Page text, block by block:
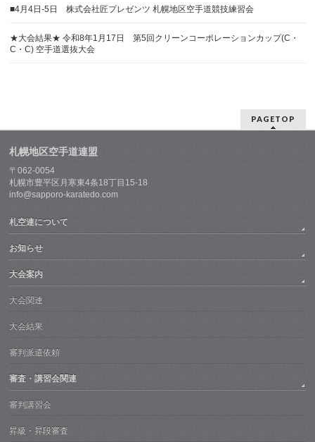
■4月4日-5日 株式会社匠プレゼンツ 札幌地区空手道競技練習会
★大会結果★ 令和8年1月17日 第5回クリーンコーポレーションカップ(C・
C・C) 空手道選抜大会
PAGETOP
札幌地区空手道連盟
〒062-0054
札幌市豊平区月寒東4条18丁目15-18
info@sapporo-karatedo.com
札空連について
お知らせ
大会案内
大会関連
大会結果
審判派遣依頼
審査・講習会関連
審判講習会
昇級・昇段審査